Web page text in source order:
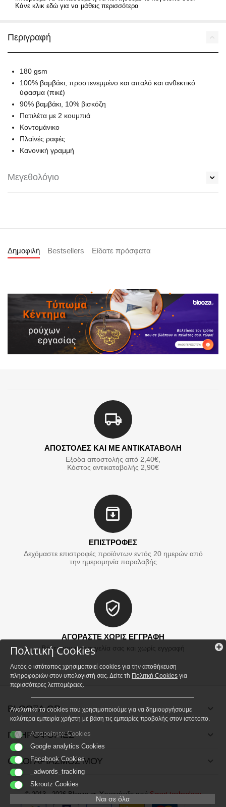
Κάνε κλικ εδώ για να μάθεις περισσότερα
Περιγραφή
180 gsm
100% βαμβάκι, προστενεμμένο και απαλό και ανθεκτικό
ύφασμα (πικέ)
90% βαμβάκι, 10% βισκόζη
Πατιλέτα με 2 κουμπιά
Κοντομάνικο
Πλαϊνές ραφές
Κανονική γραμμή
Μεγεθολόγιο
Δημοφιλή Bestsellers Είδατε πρόσφατα
ΑΠΟΣΤΟΛΕΣ ΚΑΙ ΜΕ ΑΝΤΙΚΑΤΑΒΟΛΗ
Εξοδα αποστολής από 2,40€,
Κόστος αντικαταβολής 2,90€
ΕΠΙΣΤΡΟΦΕΣ
Δεχόμαστε επιστροφές προϊόντων εντός 20 ημερών από
την ημερομηνία παραλαβής
ΑΓΟΡΑΣΤΕ ΧΩΡΙΣ ΕΓΓΡΑΦΗ
Βάλτε την παραγγελία σας και χωρίς εγγραφή
BLOOZA.GR
ΠΛΗΡΟΦΟΡΙΕΣ
Ο ΛΟΓΑΡΙΑΣΜΟΣ ΜΟΥ
© 2013 - 2026 Blooza.gr. Υποστήριξη απόSmart technology
Πολιτική Cookies
Αυτός ο ιστότοπος χρησιμοποιεί cookies για την αποθήκευση
πληροφοριών στον υπολογιστή σας. Δείτε τh Πολιτκή Cookies για
περισσότερες λεπτομέρειες.
Αναλυτικά τα cookies που χρησιμοποιούμε για να δημιουργήσουμε
καλύτερα εμπειρία χρήστη με βάση τις εμπειρίες προβολής στον ιστότοπο.
Απαραίτητα Cookies
Google analytics Cookies
Facebook Cookies
_adwords_tracking
Skroutz Cookies
Ναι σε όλα